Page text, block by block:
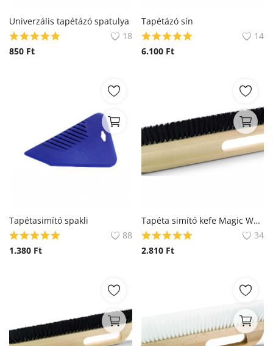
Blog
Bejelentkezés
Univerzális tapétázó spatulya
18
850 Ft
Tapétázó sín
14
6.100 Ft
Tapétasimító spakli
88
1.380 Ft
Tapéta simító kefe Magic Wall Synt
34
2.810 Ft